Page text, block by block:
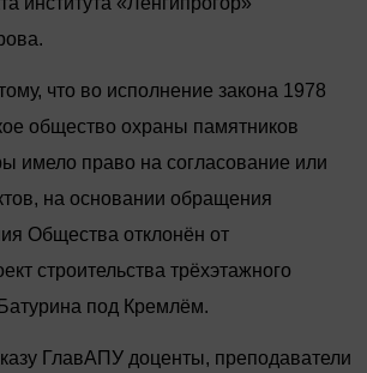
что во исполнение закона 1978
общество охраны памятников
имело право на согласование или
на основании обращения
Общества отклонён от
строительства трёхэтажного
под Кремлём.
ГлавАПУ доценты, преподаватели